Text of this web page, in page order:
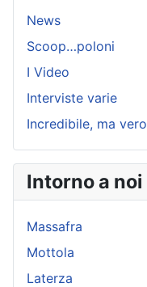
News
Scoop…poloni
I Video
Interviste varie
Incredibile, ma vero
Intorno a noi
Massafra
Mottola
Laterza